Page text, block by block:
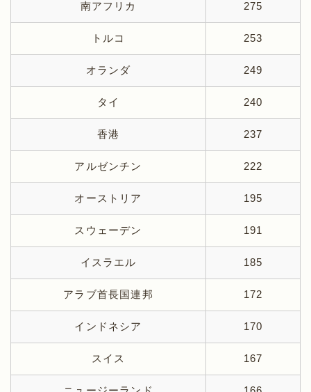
南アフリカ 275
トルコ 253
オランダ 249
タイ 240
香港 237
アルゼンチン 222
オーストリア 195
スウェーデン 191
イスラエル 185
アラブ首長国連邦 172
インドネシア 170
スイス 167